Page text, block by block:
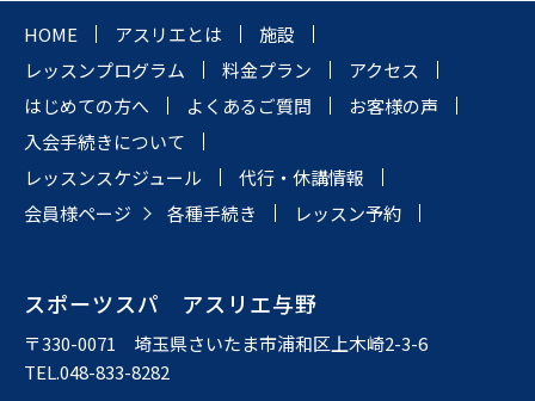
HOME アスリエとは
施設
レッスンプログラム
料金プラン
アクセス
はじめての方へ
よくあるご質問
お客様の声
入会手続きについて
レッスンスケジュール
代行・休講情報
会員様ページ
各種手続き レッスン予約
スポーツスパ アスリエ与野
〒330-0071 埼玉県さいたま市浦和区上木崎2-3-6
TEL.048-833-8282